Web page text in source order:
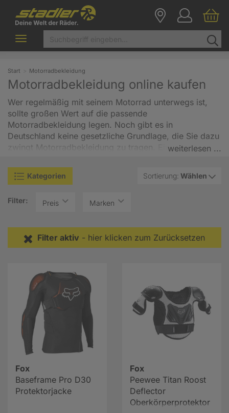
Toggle
navigation
Start Motorradbekleidung
Motorradbekleidung online kaufen
Wer regelmäßig mit seinem Motorrad unterwegs ist,
sollte großen Wert auf die passende
Motorradbekleidung legen. Noch gibt es in
Deutschland keine gesetzliche Grundlage, die Sie dazu
zwingt Motorradbekleidung zu tragen. Einzig und allein
vorgeschrieben.
Kopf schützen?
In unserem Onlineshop für
perfekten Schutz. Namenhafte Hersteller wie Dainese,
füllen unseren Onlineshop von A-Z. Beim
Motorradfahren sollte man ausschließlich dafür
vorgesehene Bekleidung tragen.
weiterlesen ...
Sortierung: Wählen
Kategorien
Filter: Preis Marken
Filter aktiv - hier klicken zum Zurücksetzen
Fox
Baseframe Pro D30
Protektorjacke
Fox
Peewee Titan Roost
Deflector
Oberkörperprotektor